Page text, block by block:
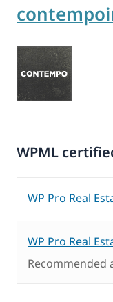
WPML
WP Pro Real
WP Pro Real
Recommended